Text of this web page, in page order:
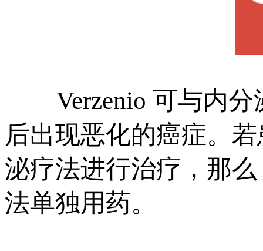
Verzenio 可与内
后出现恶化的癌症。
泌疗法进行治疗，那
法单独用药。